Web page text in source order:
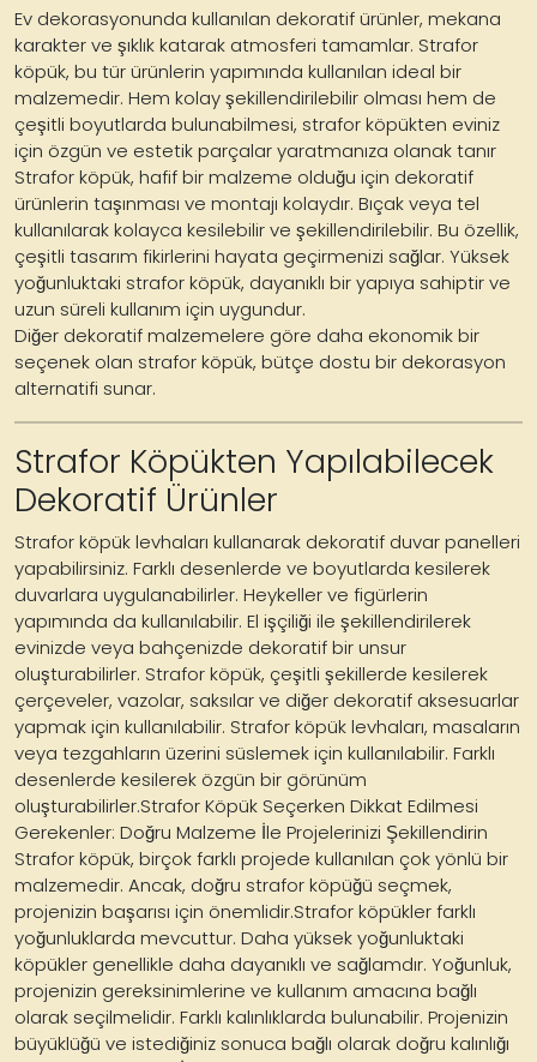
Ev dekorasyonunda kullanılan dekoratif ürünler, mekana
karakter ve şıklık katarak atmosferi tamamlar. Strafor
köpük, bu tür ürünlerin yapımında kullanılan ideal bir
malzemedir. Hem kolay şekillendirilebilir olması hem de
çeşitli boyutlarda bulunabilmesi, strafor köpükten eviniz
için özgün ve estetik parçalar yaratmanıza olanak tanır
Strafor köpük, hafif bir malzeme olduğu için dekoratif
ürünlerin taşınması ve montajı kolaydır. Bıçak veya tel
kullanılarak kolayca kesilebilir ve şekillendirilebilir. Bu özellik,
çeşitli tasarım fikirlerini hayata geçirmenizi sağlar. Yüksek
yoğunluktaki strafor köpük, dayanıklı bir yapıya sahiptir ve
uzun süreli kullanım için uygundur.
Diğer dekoratif malzemelere göre daha ekonomik bir
seçenek olan strafor köpük, bütçe dostu bir dekorasyon
alternatifi sunar.
Strafor Köpükten Yapılabilecek
Dekoratif Ürünler
Strafor köpük levhaları kullanarak dekoratif duvar panelleri
yapabilirsiniz. Farklı desenlerde ve boyutlarda kesilerek
duvarlara uygulanabilirler. Heykeller ve figürlerin
yapımında da kullanılabilir. El işçiliği ile şekillendirilerek
evinizde veya bahçenizde dekoratif bir unsur
oluşturabilirler. Strafor köpük, çeşitli şekillerde kesilerek
çerçeveler, vazolar, saksılar ve diğer dekoratif aksesuarlar
yapmak için kullanılabilir. Strafor köpük levhaları, masaların
veya tezgahların üzerini süslemek için kullanılabilir. Farklı
desenlerde kesilerek özgün bir görünüm
oluşturabilirler.Strafor Köpük Seçerken Dikkat Edilmesi
Gerekenler: Doğru Malzeme İle Projelerinizi Şekillendirin
Strafor köpük, birçok farklı projede kullanılan çok yönlü bir
malzemedir. Ancak, doğru strafor köpüğü seçmek,
projenizin başarısı için önemlidir.Strafor köpükler farklı
yoğunluklarda mevcuttur. Daha yüksek yoğunluktaki
köpükler genellikle daha dayanıklı ve sağlamdır. Yoğunluk,
projenizin gereksinimlerine ve kullanım amacına bağlı
olarak seçilmelidir. Farklı kalınlıklarda bulunabilir. Projenizin
büyüklüğü ve istediğiniz sonuca bağlı olarak doğru kalınlığı